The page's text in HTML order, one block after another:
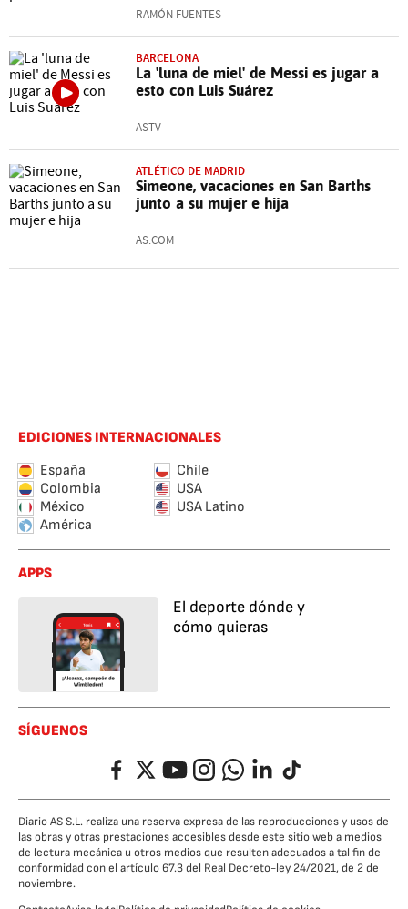
RAMÓN FUENTES
BARCELONA
La 'luna de miel' de Messi es jugar a
esto con Luis Suárez
ASTV
ATLÉTICO DE MADRID
Simeone, vacaciones en San Barths
junto a su mujer e hija
AS.COM
EDICIONES INTERNACIONALES
España
Chile
Colombia
USA
México
USA Latino
América
APPS
El deporte dónde y
cómo quieras
SÍGUENOS
FacebookTwitterYouTubeInstagramWhatsappLinkedIn
TikTok
Diario AS S.L. realiza una reserva expresa de las reproducciones y usos de
las obras y otras prestaciones accesibles desde este sitio web a medios
de lectura mecánica u otros medios que resulten adecuados a tal fin de
conformidad con el artículo 67.3 del Real Decreto-ley 24/2021, de 2 de
noviembre.